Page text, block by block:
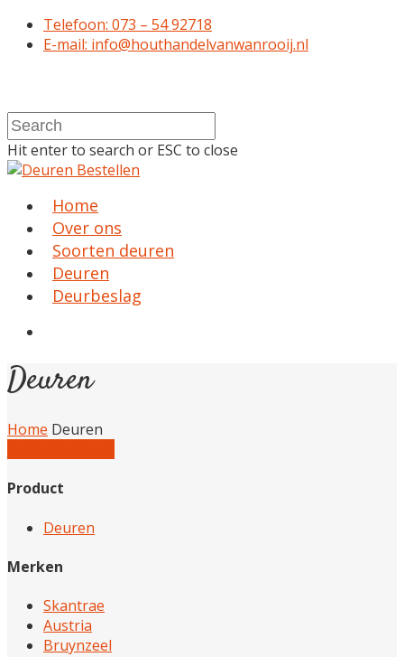
Telefoon: 073 – 54 92718
E-mail: info@houthandelvanwanrooij.nl
Hit enter to search or ESC to close
Home
Over ons
Soorten deuren
Deuren
Deurbeslag
Deuren
Home Deuren
Product
Deuren
Merken
Skantrae
Austria
Bruynzeel